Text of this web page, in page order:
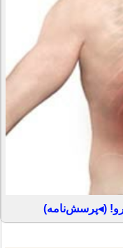
(◂پرسش‌نامه)